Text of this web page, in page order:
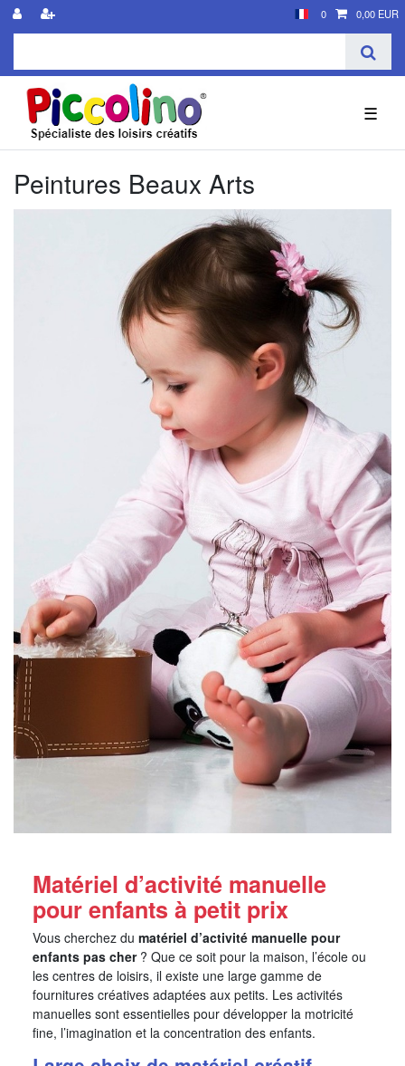
0 0,00 EUR
☰
Peintures Beaux Arts
Matériel d’activité manuelle
pour enfants à petit prix
Vous cherchez du matériel d’activité manuelle pour
enfants pas cher? Que ce soit pour la maison, l’école ou
les centres de loisirs, il existe une large gamme de
fournitures créatives adaptées aux petits. Les activités
manuelles sont essentielles pour développer la motricité
fine, l’imagination et la concentration des enfants.